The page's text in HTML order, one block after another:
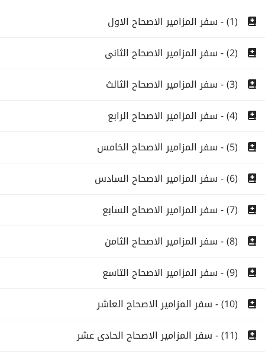
(1) - سفر المزامير الاصحاح الاول
(2) - سفر المزامير الاصحاح الثانى
(3) - سفر المزامير الاصحاح الثالث
(4) - سفر المزامير الاصحاح الرابع
(5) - سفر المزامير الاصحاح الخامس
(6) - سفر المزامير الاصحاح السادس
(7) - سفر المزامير الاصحاح السابع
(8) - سفر المزامير الاصحاح الثامن
(9) - سفر المزامير الاصحاح التاسع
(10) - سفر المزامير الاصحاح العاشر
(11) - سفر المزامير الاصحاح الحادى عشر